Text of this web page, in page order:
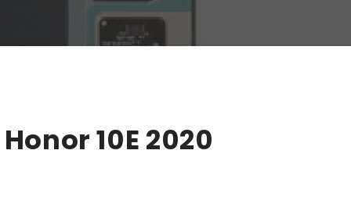
10E 2020